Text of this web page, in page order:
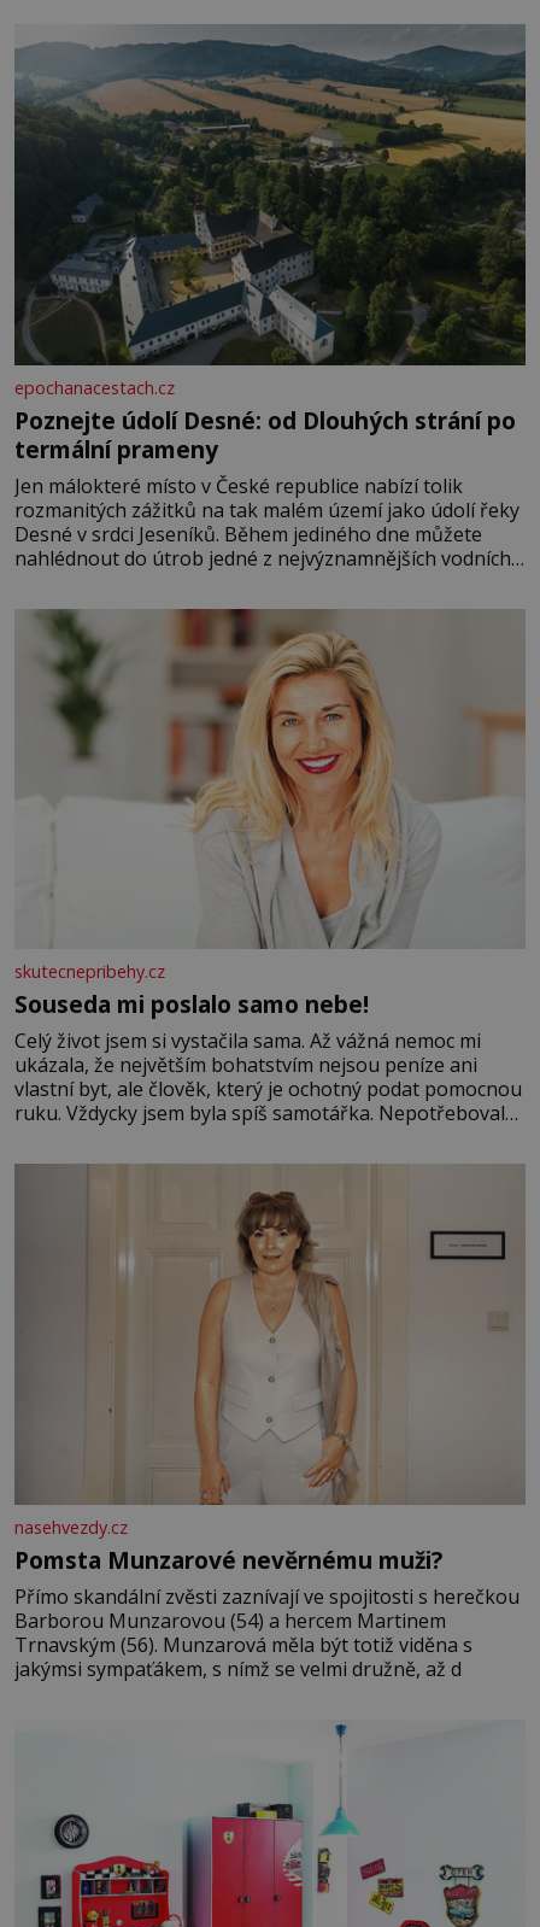
Je to opravdu tak, s věkem jako kdyby se paměť
rozhodla stávkovat. Cvičte
epochanacestach.cz
Poznejte údolí Desné: od Dlouhých strání po
termální prameny
Jen málokteré místo v České republice nabízí tolik
rozmanitých zážitků na tak malém území jako údolí řeky
Desné v srdci Jeseníků. Během jediného dne můžete
nahlédnout do útrob jedné z nejvýznamnějších vodních
se na koloběžce a den zakončit poznáváním památek ve
Velkých Losinách nebo v termálním
skutecnepribehy.cz
Souseda mi poslalo samo nebe!
Celý život jsem si vystačila sama. Až vážná nemoc mi
ukázala, že největším bohatstvím nejsou peníze ani
vlastní byt, ale člověk, který je ochotný podat pomocnou
ruku. Vždycky jsem byla spíš samotářka. Nepotřebovala
mi knihy, práce a hlavně klid. Hned po studiích jsem
nasehvezdy.cz
Pomsta Munzarové nevěrnému muži?
Přímo skandální zvěsti zaznívají ve spojitosti s herečkou
Barborou Munzarovou (54) a hercem Martinem
Trnavským (56). Munzarová měla být totiž viděna s
jakýmsi sympaťákem, s nímž se velmi družně, až d